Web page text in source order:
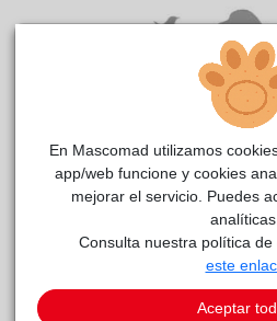
reside actualmente en el
COMENTARIOS
En Mascomad utilizamos
app/web funcione y cookies
mejorar el servicio. Puedes
analíticas.
Consulta nuestra política
este
Aceptar